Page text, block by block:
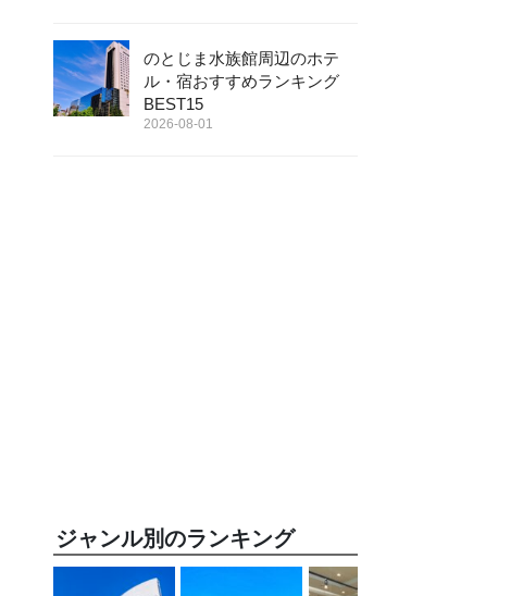
のとじま水族館周辺のホテ
ル・宿おすすめランキング
BEST15
2026-08-01
ジャンル別のランキング